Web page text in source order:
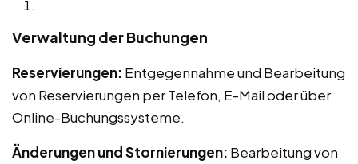
Verwaltung der Buchungen
Reservierungen: Entgegennahme und Bearbeitung
von Reservierungen per Telefon, E-Mail oder über
Online-Buchungssysteme.
Änderungen und Stornierungen: Bearbeitung von